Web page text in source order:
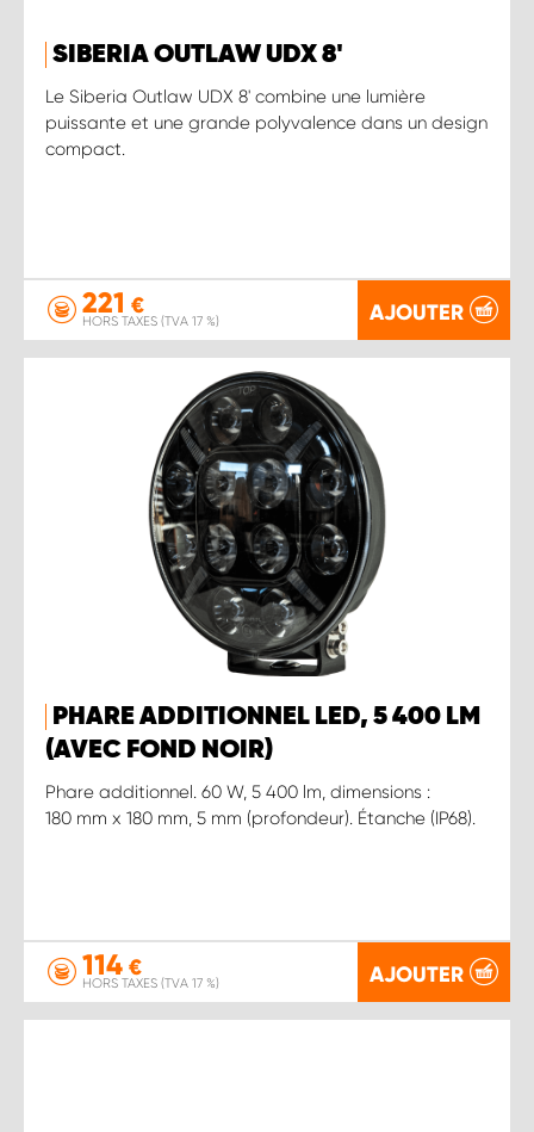
SIBERIA OUTLAW UDX 8'
Le Siberia Outlaw UDX 8' combine une lumière
puissante et une grande polyvalence dans un design
compact.
221 €
HORS TAXES (TVA 17 %) AJOUTER
PHARE ADDITIONNEL LED, 5 400 LM
(AVEC FOND NOIR)
Phare additionnel. 60 W, 5 400 lm, dimensions :
180 mm x 180 mm, 5 mm (profondeur). Étanche (IP68).
114 €
HORS TAXES (TVA 17 %) AJOUTER